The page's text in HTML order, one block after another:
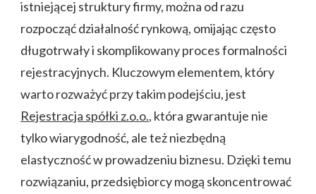
istniejącej struktury firmy, można od razu
rozpocząć działalność rynkową, omijając często
długotrwały i skomplikowany proces formalności
rejestracyjnych. Kluczowym elementem, który
warto rozważyć przy takim podejściu, jest
Rejestracja spółki z.o.o., która gwarantuje nie
tylko wiarygodność, ale też niezbędną
elastyczność w prowadzeniu biznesu. Dzięki temu
rozwiązaniu, przedsiębiorcy mogą skoncentrować